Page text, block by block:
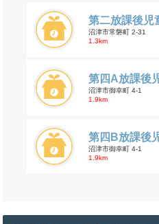
第二放課後児
沼津市常磐町 2-31
1.3km
第四A放課後
沼津市御幸町 4-1
1.9km
第四B放課後
沼津市御幸町 4-1
1.9km